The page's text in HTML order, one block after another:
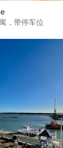
，带停车位